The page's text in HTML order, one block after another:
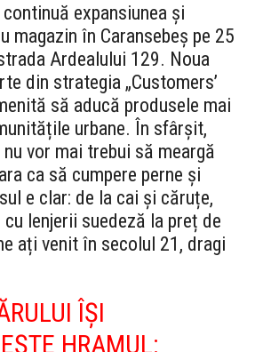
expansiunea și
magazin în Caransebeș pe 25
Ardealului 129. Noua
din strategia „Customers’
să aducă produsele mai
urbane. În sfârșit,
vor mai trebui să meargă
ca să cumpere perne și
e clar: de la cai și căruțe,
lenjerii suedeză la preț de
ați venit în secolul 21, dragi
ÎȘI
HRAMUL: